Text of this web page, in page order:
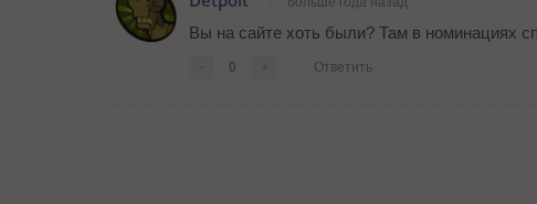
Вы на сайте хоть были? Там в номинациях
0 Ответить